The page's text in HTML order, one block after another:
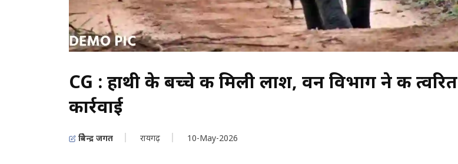
CG : हाथी के बच्चे की मिली लाश, वन विभाग ने की त्वरित
कार्रवाई
त्रिवेन्द्र जगत रायगढ़ 10-May-2026